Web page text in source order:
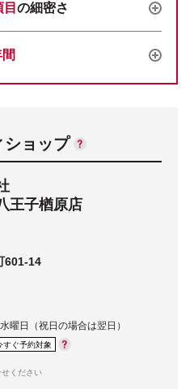
の細密さ
ショップ
王子楢原店
601-14
曜日（祝日の場合は翌日）
すぐ予約対象
ください